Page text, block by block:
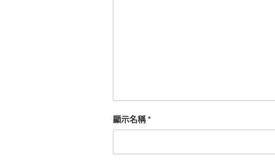
顯示名稱*